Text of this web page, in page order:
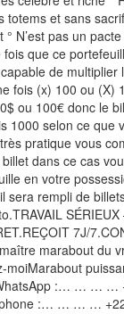
totems et sans
° N’est pas un
que ce
de multiplier
fois (x) 100 ou (X)
ou 100€ donc le
1000 selon ce que
pratique vous
dans ce cas
en votre
sera rempli de
7J/
marabout du
:… … … …
:… … … …